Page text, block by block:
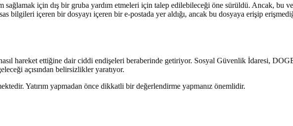
için dış bir gruba yardım etmeleri için talep edilebileceği öne sürüldü. Ancak, bu
bilgileri içeren bir dosyayı içeren bir e-postada yer aldığı, ancak bu dosyaya erişip
hareket ettiğine dair ciddi endişeleri beraberinde getiriyor. Sosyal Güvenlik İdaresi,
açısından belirsizlikler yaratıyor.
Yatırım yapmadan önce dikkatli bir değerlendirme yapmanız önemlidir.